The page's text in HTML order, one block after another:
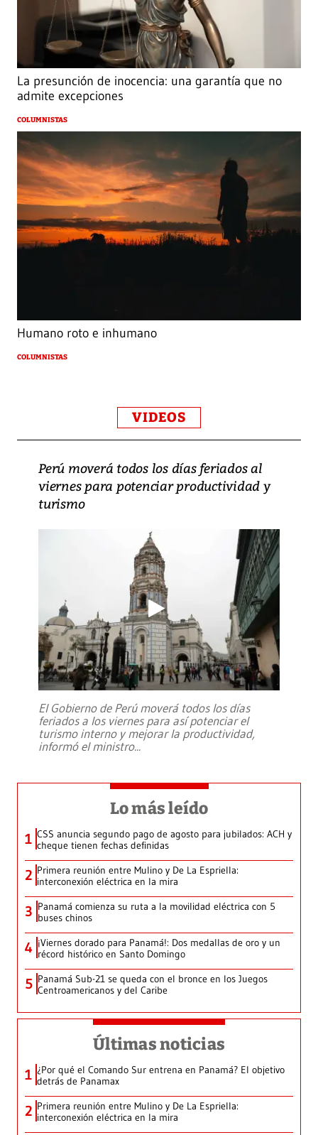
La presunción de inocencia: una garantía que no
admite excepciones
COLUMNISTAS
Humano roto e inhumano
COLUMNISTAS
VIDEOS
Perú moverá todos los días feriados al
viernes para potenciar productividad y
turismo
El Gobierno de Perú moverá todos los días
feriados a los viernes para así potenciar el
turismo interno y mejorar la productividad,
informó el ministro...
Lo más leído
1 CSS anuncia segundo pago de agosto para jubilados: ACH y
cheque tienen fechas definidas
2 Primera reunión entre Mulino y De La Espriella:
interconexión eléctrica en la mira
3 Panamá comienza su ruta a la movilidad eléctrica con 5
buses chinos
4 ¡Viernes dorado para Panamá!: Dos medallas de oro y un
récord histórico en Santo Domingo
5 Panamá Sub-21 se queda con el bronce en los Juegos
Centroamericanos y del Caribe
Últimas noticias
1 ¿Por qué el Comando Sur entrena en Panamá? El objetivo
detrás de Panamax
2 Primera reunión entre Mulino y De La Espriella:
interconexión eléctrica en la mira